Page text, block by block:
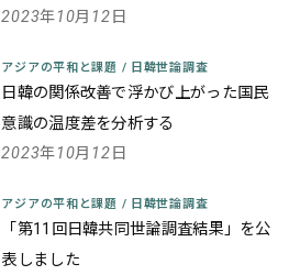
2023年10月12日
アジアの平和と課題 / 日韓世論調査
日韓の関係改善で浮かび上がった国民
意識の温度差を分析する
2023年10月12日
アジアの平和と課題 / 日韓世論調査
「第11回日韓共同世論調査結果」を公
表しました